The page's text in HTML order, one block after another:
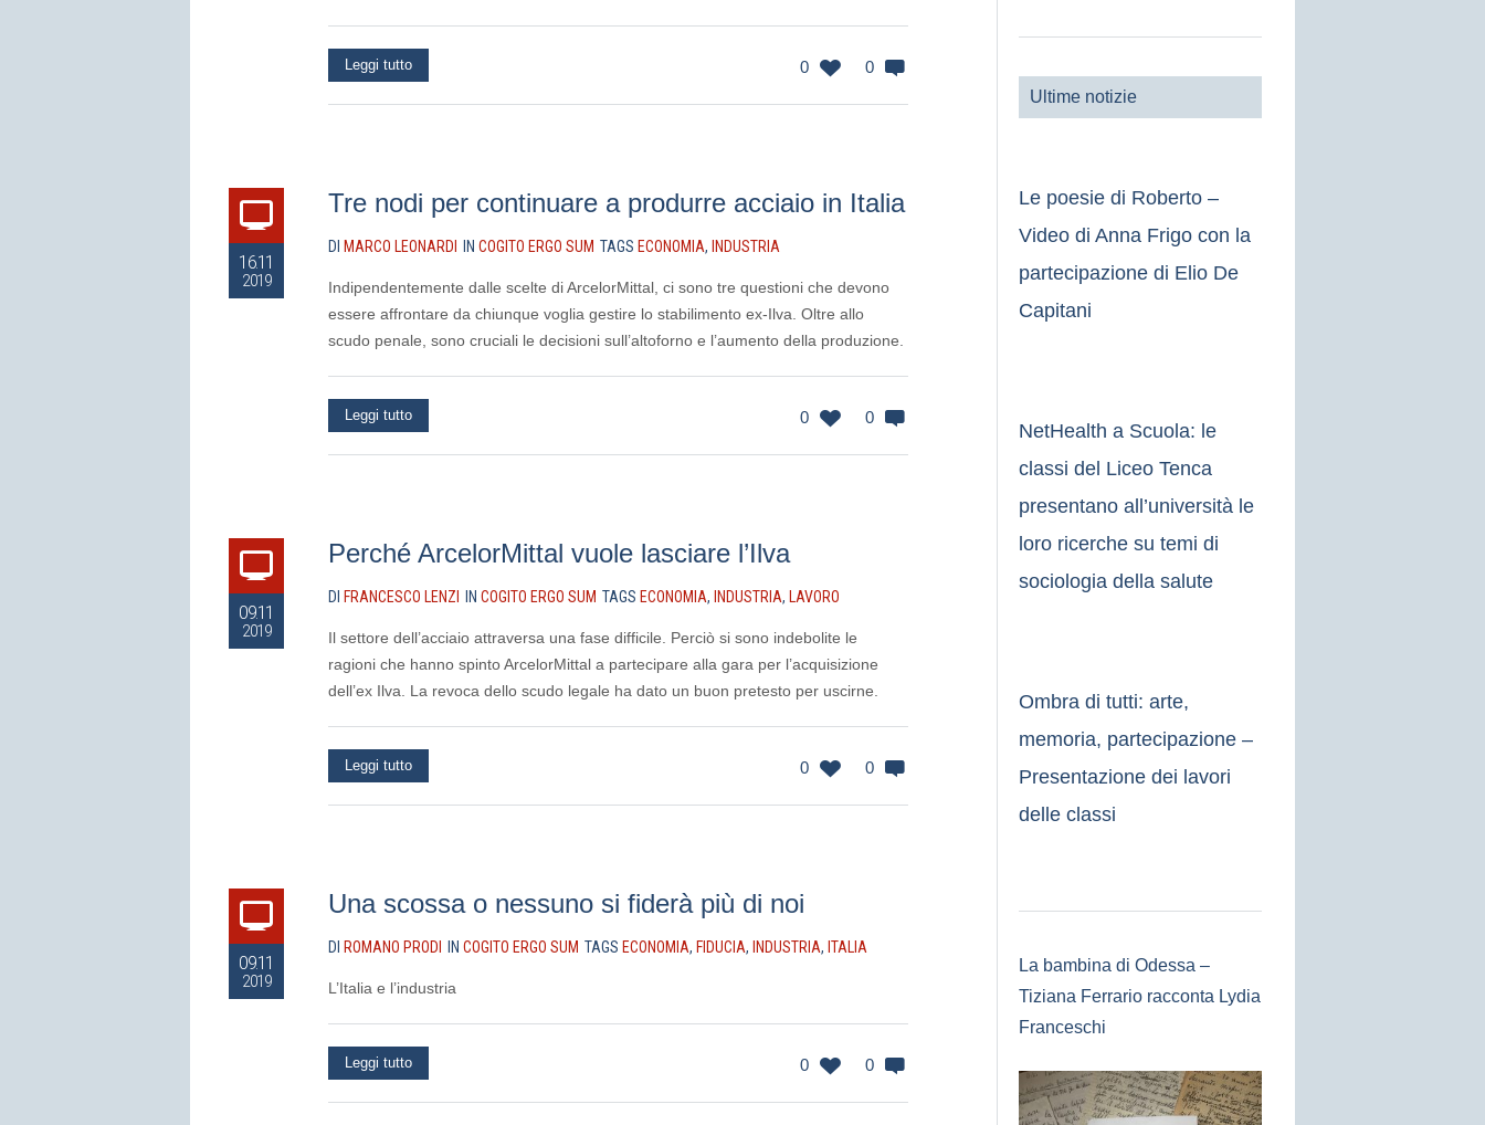
0 0
Leggi tutto
16.11
2019
Tre nodi per continuare a produrre acciaio in Italia
DI MARCO LEONARDI IN COGITO ERGO SUM TAGS ECONOMIA, INDUSTRIA
Indipendentemente dalle scelte di ArcelorMittal, ci sono tre questioni che devono
essere affrontare da chiunque voglia gestire lo stabilimento ex-Ilva. Oltre allo
scudo penale, sono cruciali le decisioni sull’altoforno e l’aumento della produzione.
0 0
Leggi tutto
09.11
2019
Perché ArcelorMittal vuole lasciare l’Ilva
DI FRANCESCO LENZI IN COGITO ERGO SUM TAGS ECONOMIA, INDUSTRIA, LAVORO
Il settore dell’acciaio attraversa una fase difficile. Perciò si sono indebolite le
ragioni che hanno spinto ArcelorMittal a partecipare alla gara per l’acquisizione
dell’ex Ilva. La revoca dello scudo legale ha dato un buon pretesto per uscirne.
0 0
Leggi tutto
09.11
2019
Una scossa o nessuno si fiderà più di noi
DI ROMANO PRODI IN COGITO ERGO SUM TAGS ECONOMIA, FIDUCIA, INDUSTRIA, ITALIA
L’Italia e l’industria
0 0
Leggi tutto
Ultime notizie
Le poesie di Roberto –
Video di Anna Frigo con la
partecipazione di Elio De
Capitani
NetHealth a Scuola: le
classi del Liceo Tenca
presentano all’università le
loro ricerche su temi di
sociologia della salute
Ombra di tutti: arte,
memoria, partecipazione –
Presentazione dei lavori
delle classi
La bambina di Odessa –
Tiziana Ferrario racconta Lydia
Franceschi